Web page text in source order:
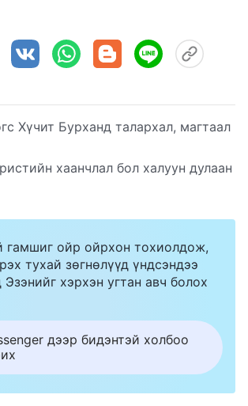
Хүчит Бурханд талархал, магтаал
хаанчлал бол халуун дулаан
гамшиг ойр ойрхон тохиолдож,
тухай зөгнөлүүд үндсэндээ
хэрхэн угтан авч болох
дээр бидэнтэй холбоо